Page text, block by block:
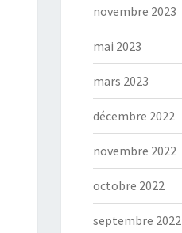
novembre 2023
mai 2023
mars 2023
décembre 2022
novembre 2022
octobre 2022
septembre 2022